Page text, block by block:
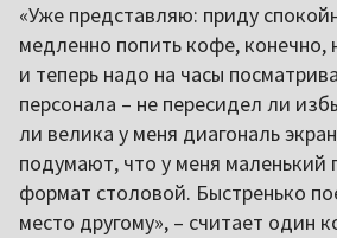
«Уже представляю: приду
медленно попить кофе, конечно,
и теперь надо на часы
персонала – не пересидел ли
ли велика у меня диагональ
подумают, что у меня маленький
формат столовой. Быстренько
место другому», – считает один